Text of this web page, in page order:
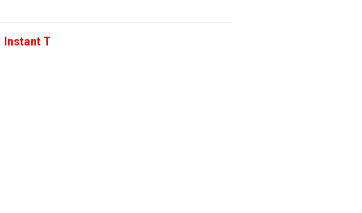
Instant T